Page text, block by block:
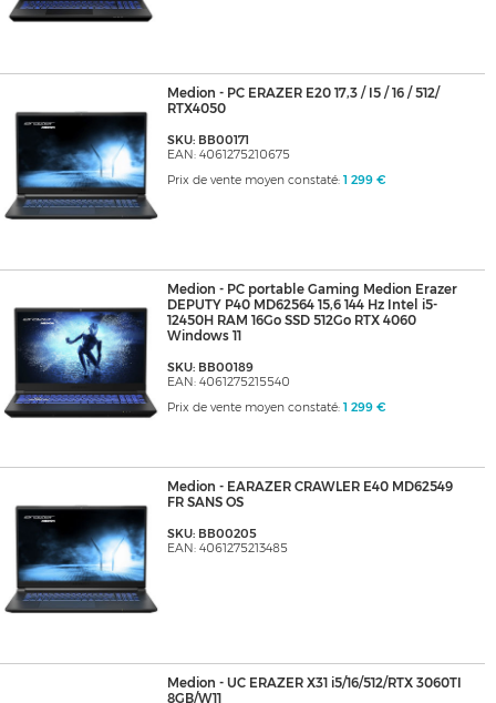
Medion - PC ERAZER E20 17,3 / I5 / 16 / 512/
RTX4050
SKU: BB00171
EAN: 4061275210675
Prix de vente moyen constaté: 1 299 €
Medion - PC portable Gaming Medion Erazer
DEPUTY P40 MD62564 15,6 144 Hz Intel i5-
12450H RAM 16Go SSD 512Go RTX 4060
Windows 11
SKU: BB00189
EAN: 4061275215540
Prix de vente moyen constaté: 1 299 €
Medion - EARAZER CRAWLER E40 MD62549
FR SANS OS
SKU: BB00205
EAN: 4061275213485
Medion - UC ERAZER X31 i5/16/512/RTX 3060TI
8GB/W11